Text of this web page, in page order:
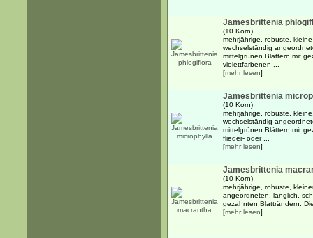
Jamesbrittenia
(10 Korn)
mehrjährige, robuste,
wechselständig
mittelgrünen Blättern mit
violettfarbenen ...
[mehr lesen]
Jamesbrittenia
(10 Korn)
mehrjährige, robuste,
wechselständig
mittelgrünen Blättern mit
flieder- oder ...
[mehr lesen]
Jamesbrittenia
(10 Korn)
mehrjährige, robuste,
angeordneten, länglich,
gezahnten Blatträndern.
[mehr lesen]